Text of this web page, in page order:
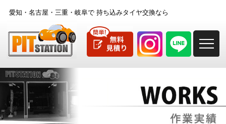
愛知・名古屋・三重・岐阜で持ち込みタイヤ交換なら